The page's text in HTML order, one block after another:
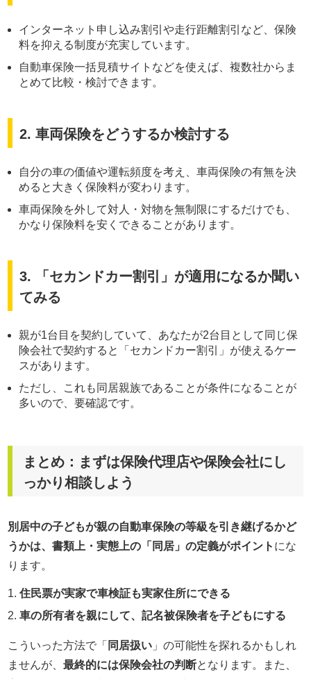
インターネット申し込み割引や走行距離割引など、保険
料を抑える制度が充実しています。
自動車保険一括見積サイトなどを使えば、複数社からま
とめて比較・検討できます。
2. 車両保険をどうするか検討する
自分の車の価値や運転頻度を考え、車両保険の有無を決
めると大きく保険料が変わります。
車両保険を外して対人・対物を無制限にするだけでも、
かなり保険料を安くできることがあります。
3. 「セカンドカー割引」が適用になるか聞い
てみる
親が1台目を契約していて、あなたが2台目として同じ保
険会社で契約すると「セカンドカー割引」が使えるケー
スがあります。
ただし、これも同居親族であることが条件になることが
多いので、要確認です。
まとめ：まずは保険代理店や保険会社にし
っかり相談しよう
別居中の子どもが親の自動車保険の等級を引き継げるかど
うかは、書類上・実態上の「同居」の定義がポイント にな
ります。
住民票が実家で車検証も実家住所にできる
車の所有者を親にして、記名被保険者を子どもにする
こういった方法で「 同居扱い 」の可能性を探れるかもしれ
ませんが、最終的には保険会社の判断となります。また、